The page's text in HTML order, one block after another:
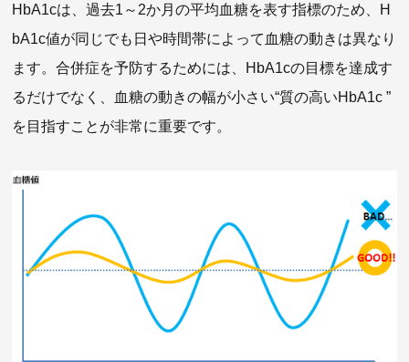
HbA1cは、過去1～2か月の平均血糖を表す指標のため、H
bA1c値が同じでも日や時間帯によって血糖の動きは異なり
ます。合併症を予防するためには、HbA1cの目標を達成す
るだけでなく、血糖の動きの幅が小さい“質の高いHbA1c ”
を目指すことが非常に重要です。